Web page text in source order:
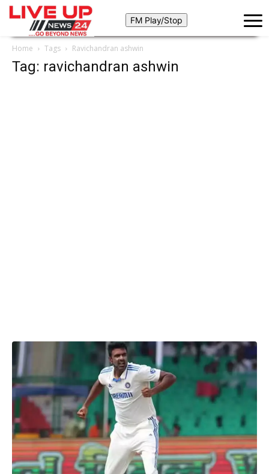
Home Tags Ravichandran ashwin
Tag: ravichandran ashwin